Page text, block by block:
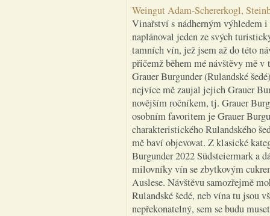
Weingut Adam-Schererkogl,
Vinařství s nádherným výhledem
naplánoval jeden ze svých
tamních vín, jež jsem až do této
přičemž během mé návštěvy mě
Grauer Burgunder (Rulandské
nejvíce mě zaujal jejich Grauer
novějším ročníkem, tj. Grauer
osobním favoritem je Grauer
charakteristického Rulandského
mě baví objevovat. Z klasické
Burgunder 2022 Südsteiermark a
milovníky vín se zbytkovým
Auslese. Návštěvu samozřejmě
Rulandské šedé, neb vína tu jsou
nepřekonatelný, sem se budu